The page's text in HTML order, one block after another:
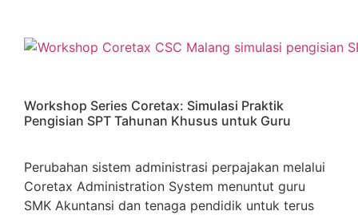
Workshop Series Coretax: Simulasi Praktik
Pengisian SPT Tahunan Khusus untuk Guru
Perubahan sistem administrasi perpajakan melalui
Coretax Administration System menuntut guru
SMK Akuntansi dan tenaga pendidik untuk terus